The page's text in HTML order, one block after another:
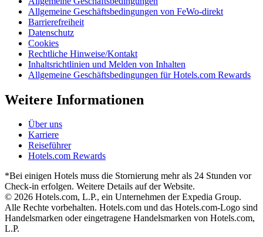
Allgemeine Geschäftsbedingungen von FeWo-direkt
Barrierefreiheit
Datenschutz
Cookies
Rechtliche Hinweise/Kontakt
Inhaltsrichtlinien und Melden von Inhalten
Allgemeine Geschäftsbedingungen für Hotels.com Rewards
Weitere Informationen
Über uns
Karriere
Reiseführer
Hotels.com Rewards
*Bei einigen Hotels muss die Stornierung mehr als 24 Stunden vor
Check-in erfolgen. Weitere Details auf der Website.
© 2026 Hotels.com, L.P., ein Unternehmen der Expedia Group.
Alle Rechte vorbehalten. Hotels.com und das Hotels.com-Logo sind
Handelsmarken oder eingetragene Handelsmarken von Hotels.com,
L.P.